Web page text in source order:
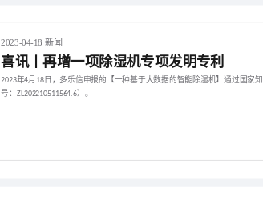
2023-04-18 新闻
喜讯丨再增一项除湿机专项发明专利
2023年4月 18日，多乐信申报的【一种基于大数据的智能除湿机】通过国家
号： ZL202210511564.6）。